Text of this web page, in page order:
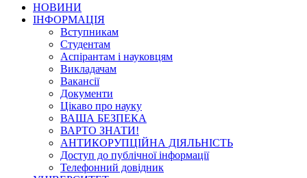
НОВИНИ
ІНФОРМАЦІЯ
Вступникам
Студентам
Аспірантам і науковцям
Викладачам
Вакансії
Документи
Цікаво про науку
ВАША БЕЗПЕКА
ВАРТО ЗНАТИ!
АНТИКОРУПЦІЙНА ДІЯЛЬНІСТЬ
Доступ до публічної інформації
Телефонний довідник